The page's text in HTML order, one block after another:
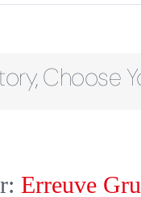
Choose
Erreuve